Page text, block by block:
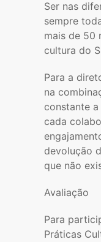
Ser nas
sempre
mais de 50
cultura do
Para a
na
constante
cada
devolução
que não
Avaliação
Para
Práticas